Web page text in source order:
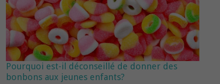
Pourquoi est-il déconseillé de donner des
bonbons aux jeunes enfants?